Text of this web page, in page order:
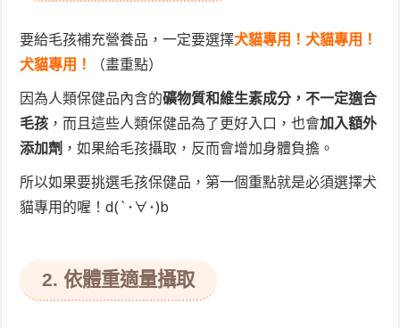
要給毛孩補充營養品，一定要選擇犬貓專用！犬貓專用！
犬貓專用！
（畫重點）
因為人類保健品內含的礦物質和維生素成分，不一定適合
毛孩 ，而且這些人類保健品為了更好入口，也會加入額外
添加劑 ，如果給毛孩攝取，反而會增加身體負擔。
所以如果要挑選毛孩保健品，第一個重點就是必須選擇犬
貓專用的喔！d(`･∀･)b
2. 依體重適量攝取